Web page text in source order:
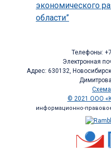
экономического
области”
Телефоны:
Электронная
Адрес: 630132,
© 2021 ООО
информационно-